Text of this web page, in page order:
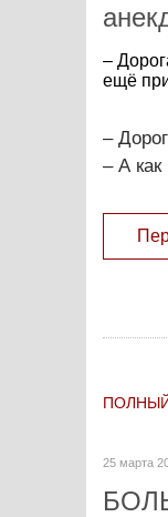
–
ещё
–
– А
25 марта